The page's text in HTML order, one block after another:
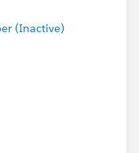
(Inactive)